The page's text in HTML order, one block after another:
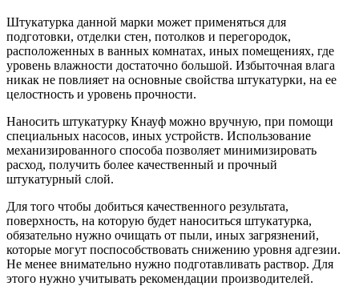
Штукатурка данной марки может применяться для
подготовки, отделки стен, потолков и перегородок,
расположенных в ванных комнатах, иных помещениях, где
уровень влажности достаточно большой. Избыточная влага
никак не повлияет на основные свойства штукатурки, на ее
целостность и уровень прочности.
Наносить штукатурку Кнауф можно вручную, при помощи
специальных насосов, иных устройств. Использование
механизированного способа позволяет минимизировать
расход, получить более качественный и прочный
штукатурный слой.
Для того чтобы добиться качественного результата,
поверхность, на которую будет наноситься штукатурка,
обязательно нужно очищать от пыли, иных загрязнений,
которые могут поспособствовать снижению уровня адгезии.
Не менее внимательно нужно подготавливать раствор. Для
этого нужно учитывать рекомендации производителей.